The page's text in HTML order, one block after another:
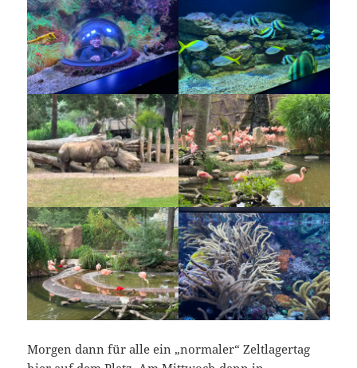
Morgen dann für alle ein „normaler“ Zeltlagertag